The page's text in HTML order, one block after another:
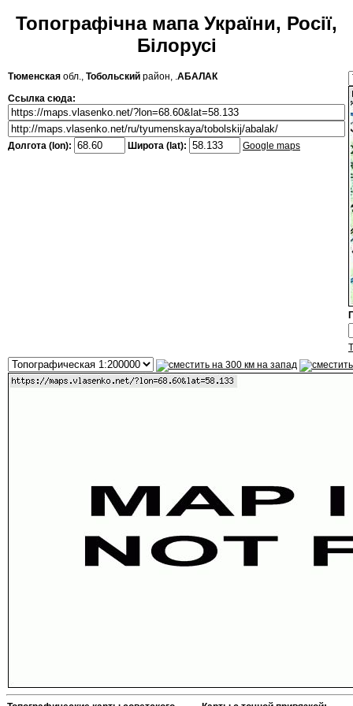
Топографічна мапа України, Росії,
Білорусі
Тюменская обл., Тобольский район, .АБАЛАК
Ссылка сюда:
Долгота (lon): Широта (lat): Google maps